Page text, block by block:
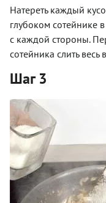
Натереть каждый
глубоком сотейнике
с каждой стороны.
сотейника слить
Шаг 3